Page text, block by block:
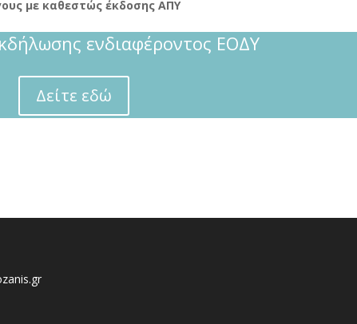
με καθεστώς έκδοσης ΑΠΥ
ενδιαφέροντος ΕΟΔΥ
Δείτε εδώ